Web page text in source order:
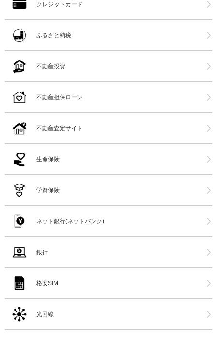
クレジットカード
ふるさと納税
不動産投資
不動産担保ローン
不動産査定サイト
生命保険
学資保険
ネット銀行(ネットバンク)
銀行
格安SIM
光回線